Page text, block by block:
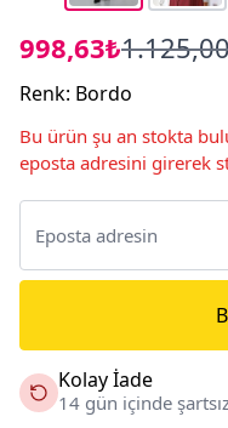
998,63₺
Renk: Bordo
Bu ürün şu an stokta
eposta adresini girerek
Kolay İade
14 gün içinde